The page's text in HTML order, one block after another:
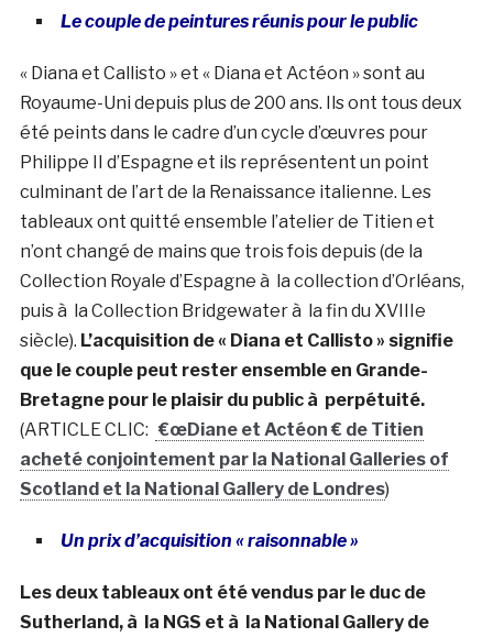
Le couple de peintures réunis pour le public
« Diana et Callisto » et « Diana et Actéon » sont au
Royaume-Uni depuis plus de 200 ans. Ils ont tous deux
été peints dans le cadre d’un cycle d’œuvres pour
Philippe II d’Espagne et ils représentent un point
culminant de l’art de la Renaissance italienne. Les
tableaux ont quitté ensemble l’atelier de Titien et
n’ont changé de mains que trois fois depuis (de la
Collection Royale d’Espagne à la collection d’Orléans,
puis à la Collection Bridgewater à la fin du XVIIIe
siècle). L’acquisition de « Diana et Callisto » signifie
que le couple peut rester ensemble en Grande-
Bretagne pour le plaisir du public à perpétuité.
(ARTICLE CLIC: €œDiane et Actéon € de Titien
acheté conjointement par la National Galleries of
Scotland et la National Gallery de Londres)
Un prix d’acquisition « raisonnable »
Les deux tableaux ont été vendus par le duc de
Sutherland, à la NGS et à la National Gallery de